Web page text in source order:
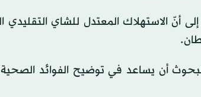
إلى أنّ الاستهلاك المعتدل للشاي
أن يساعد في توضيح الفوائد